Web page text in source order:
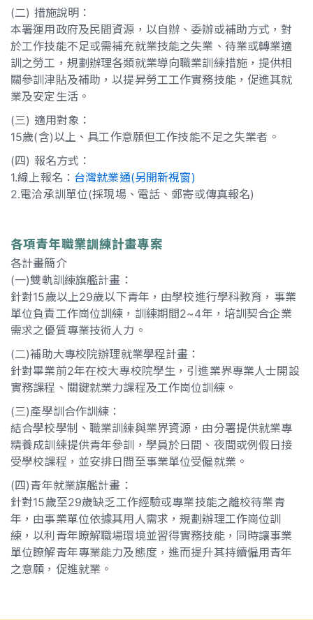
(二) 措施說明：
本署運用政府及民間資源，以自辦、委辦或補助方式，對
於工作技能不足或需補充就業技能之失業、待業或轉業適
訓之勞工，規劃辦理各類就業導向職業訓練措施，提供相
關參訓津貼及補助，以提昇勞工工作實務技能，促進其就
業及安定生活。
(三) 適用對象：
15歲(含)以上、具工作意願但工作技能不足之失業者。
(四) 報名方式：
1.線上報名： 台灣就業通(另開新視窗)
2.電洽承訓單位(採現場、電話、郵寄或傳真報名)
各項青年職業訓練計畫專案
各計畫簡介
(一)雙軌訓練旗艦計畫：
針對15歲以上29歲以下青年，由學校進行學科教育，事業
單位負責工作崗位訓練，訓練期間2~4年，培訓契合企業
需求之優質專業技術人力。
(二)補助大專校院辦理就業學程計畫：
針對畢業前2年在校大專校院學生，引進業界專業人士開設
實務課程、關鍵就業力課程及工作崗位訓練。
(三)產學訓合作訓練：
結合學校學制、職業訓練與業界資源，由分署提供就業專
精養成訓練提供青年參訓，學員於日間、夜間或例假日接
受學校課程，並安排日間至事業單位受僱就業。
(四)青年就業旗艦計畫：
針對15歲至29歲缺乏工作經驗或專業技能之離校待業青
年，由事業單位依據其用人需求，規劃辦理工作崗位訓
練，以利青年瞭解職場環境並習得實務技能，同時讓事業
單位瞭解青年專業能力及態度，進而提升其持續僱用青年
之意願，促進就業。